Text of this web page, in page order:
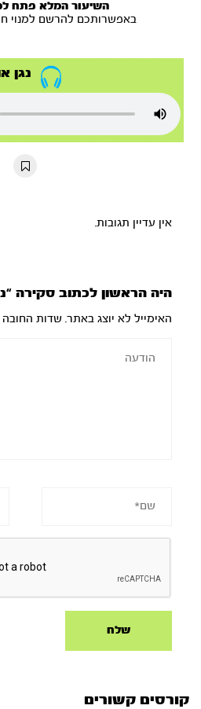
השיעור המלא פתח
באפשרותכם להרשם למנוי
נגן
אין עדיין תגובות.
היה הראשון לכתוב סקירה
האימייל לא יוצג באתר. שדות
קורסים קשורים